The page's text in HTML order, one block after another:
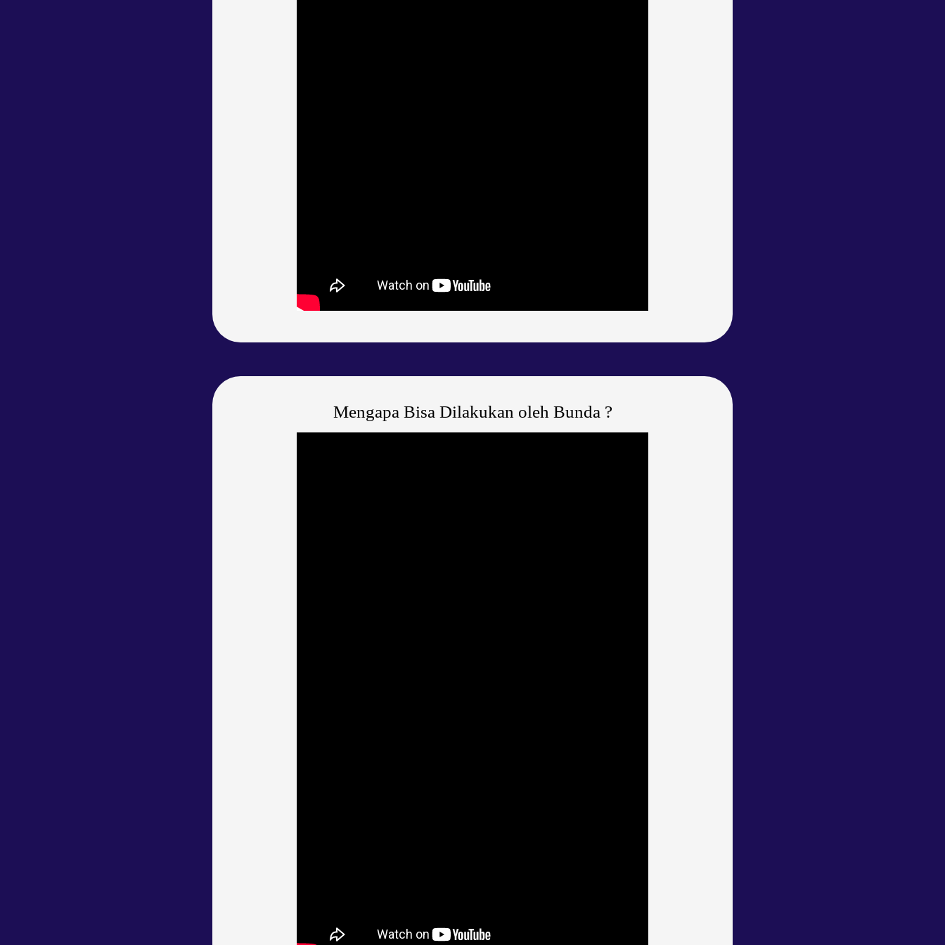
Mengapa Bisa Dilakukan oleh Bunda ?